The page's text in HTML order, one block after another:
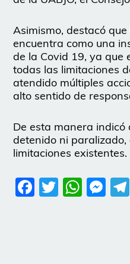
Asimismo, destacó
encuentra como una
de la Covid 19, ya que
todas las limitaciones
atendido múltiples
alto sentido de
De esta manera indicó
detenido ni paralizado,
limitaciones existentes.
Facebook
Twitter